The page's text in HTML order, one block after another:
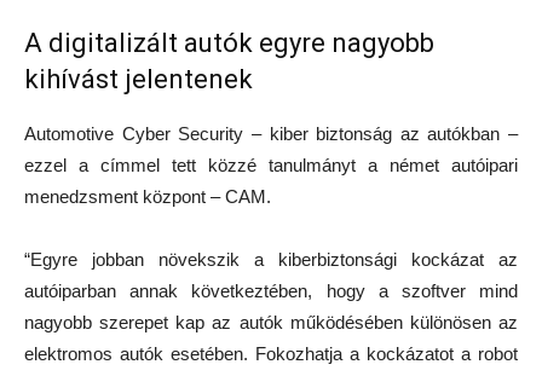
A digitalizált autók egyre nagyobb
kihívást jelentenek
Automotive Cyber Security – kiber biztonság az autókban –
ezzel a címmel tett közzé tanulmányt a német autóipari
menedzsment központ – CAM.
“Egyre jobban növekszik a kiberbiztonsági kockázat az
autóiparban annak következtében, hogy a szoftver mind
nagyobb szerepet kap az autók működésében különösen az
elektromos autók esetében. Fokozhatja a kockázatot a robot